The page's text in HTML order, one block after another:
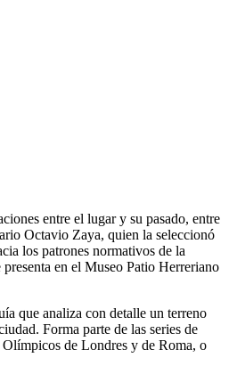
entre el lugar y su pasado, entre
Octavio Zaya, quien la seleccionó
los patrones normativos de la
presenta en el Museo Patio Herreriano
que analiza con detalle un terreno
Forma parte de las series de
Olímpicos de Londres y de Roma, o